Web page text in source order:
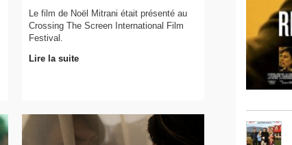
Le film de Noël Mitrani était présenté au
Crossing The Screen International Film
Festival.
Lire la suite